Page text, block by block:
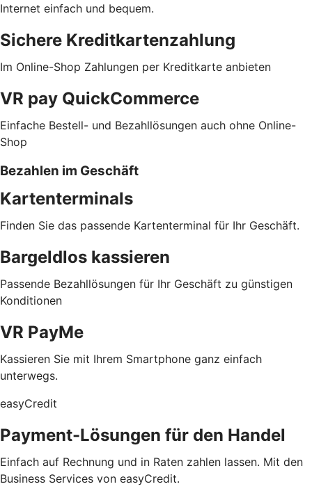
Internet einfach und bequem.
Sichere Kreditkartenzahlung
Im Online-Shop Zahlungen per Kreditkarte anbieten
VR pay QuickCommerce
Einfache Bestell- und Bezahllösungen auch ohne Online-
Shop
Bezahlen im Geschäft
Kartenterminals
Finden Sie das passende Kartenterminal für Ihr Geschäft.
Bargeldlos kassieren
Passende Bezahllösungen für Ihr Geschäft zu günstigen
Konditionen
VR PayMe
Kassieren Sie mit Ihrem Smartphone ganz einfach
unterwegs.
easyCredit
Payment-Lösungen für den Handel
Einfach auf Rechnung und in Raten zahlen lassen. Mit den
Business Services von easyCredit.